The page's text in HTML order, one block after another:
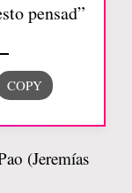
pensad”